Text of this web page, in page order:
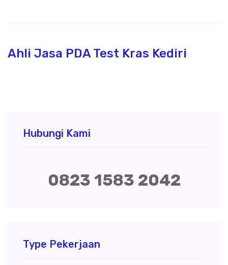
Ahli Jasa PDA Test Kras Kediri
Hubungi Kami
0823 1583 2042
Type Pekerjaan